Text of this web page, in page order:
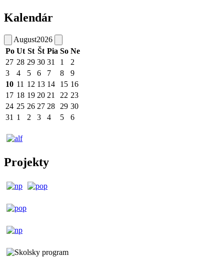
Kalendár
August2026
Po Ut St Št Pia So Ne
27 28 29 30 31 1
2
3
4 5 6 7 8
9
10 11 12 13 14 15 16
17 18 19 20 21 22 23
24 25 26 27 28 29 30
31 1 2 3 4 5 6
Projekty